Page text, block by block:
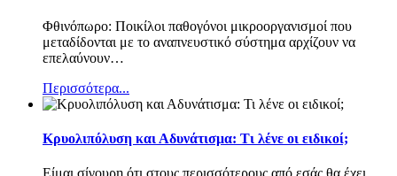
Φθινόπωρο: Ποικίλοι παθογόνοι μικροοργανισμοί που
μεταδίδονται με το αναπνευστικό σύστημα αρχίζουν να
επελαύνουν…
Περισσότερα...
Κρυολιπόλυση και Αδυνάτισμα: Τι λένε οι ειδικοί;